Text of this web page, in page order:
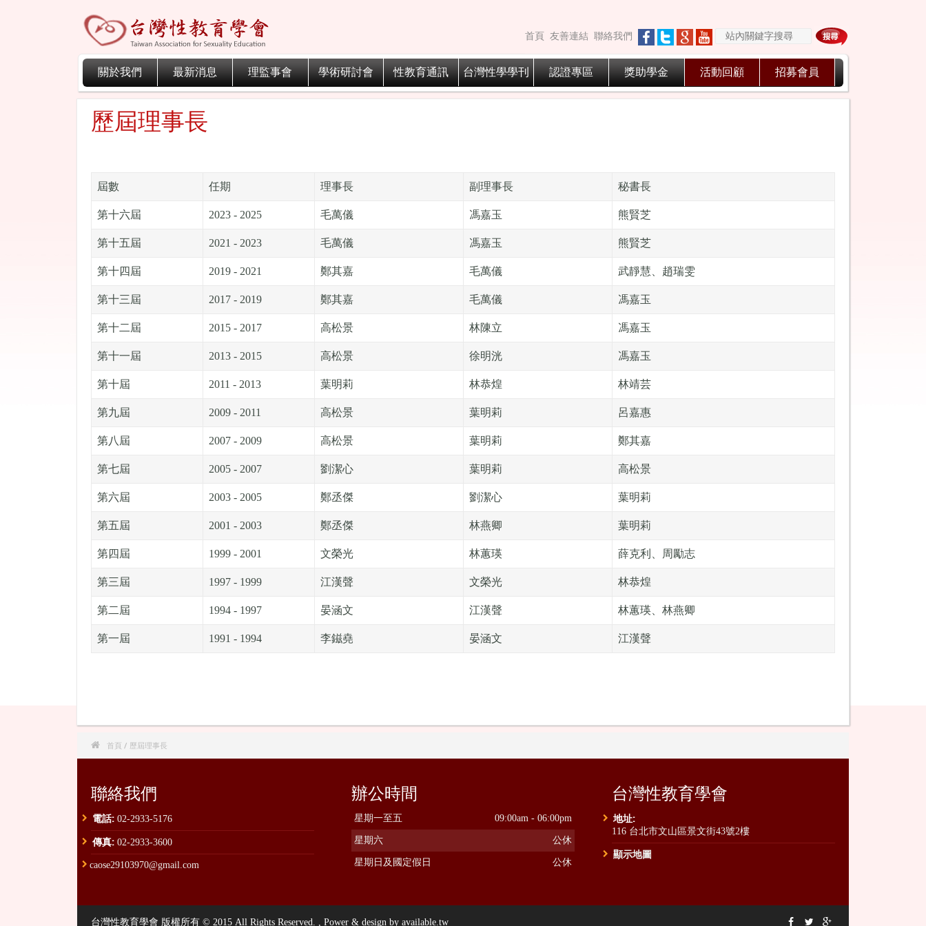
首頁 友善連結 聯絡我們
關於我們 最新消息 理監事會 學術研討會 性教育通訊 台灣性學學刊 認證專區 獎助學金 活動回顧 招募會員
歷屆理事長
屆數 任期 理事長 副理事長 秘書長
第十六屆 2023 - 2025 毛萬儀 馮嘉玉 熊賢芝
第十五屆 2021 - 2023 毛萬儀 馮嘉玉 熊賢芝
第十四屆 2019 - 2021 鄭其嘉 毛萬儀 武靜慧、趙瑞雯
第十三屆 2017 - 2019 鄭其嘉 毛萬儀 馮嘉玉
第十二屆 2015 - 2017 高松景 林陳立 馮嘉玉
第十一屆 2013 - 2015 高松景 徐明洸 馮嘉玉
第十屆 2011 - 2013 葉明莉 林恭煌 林靖芸
第九屆 2009 - 2011 高松景 葉明莉 呂嘉惠
第八屆 2007 - 2009 高松景 葉明莉 鄭其嘉
第七屆 2005 - 2007 劉潔心 葉明莉 高松景
第六屆 2003 - 2005 鄭丞傑 劉潔心 葉明莉
第五屆 2001 - 2003 鄭丞傑 林燕卿 葉明莉
第四屆 1999 - 2001 文榮光 林蕙瑛 薛克利、周勵志
第三屆 1997 - 1999 江漢聲 文榮光 林恭煌
第二屆 1994 - 1997 晏涵文 江漢聲 林蕙瑛、林燕卿
第一屆 1991 - 1994 李鎡堯 晏涵文 江漢聲
 首頁 / 歷屆理事長
聯絡我們
電話: 02-2933-5176
傳真: 02-2933-3600
caose29103970@gmail.com
辦公時間
星期一至五 09:00am - 06:00pm
星期六 公休
星期日及國定假日 公休
台灣性教育學會
地址:
116 台北市文山區景文街43號2樓
顯示地圖
台灣性教育學會 版權所有 © 2015 All Rights Reserved. , Power & design by available.tw   